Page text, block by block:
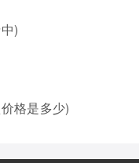
)
格是多少)